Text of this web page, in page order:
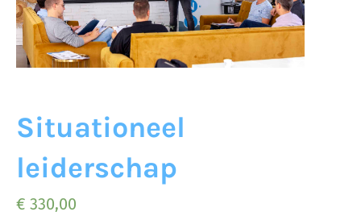
Situationeel
leiderschap
€ 330,00